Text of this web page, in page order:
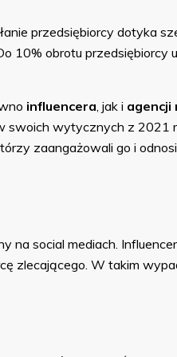
przedsiębiorcy dotyka
10% obrotu przedsiębiorcy
influencera, jak i agencji
swoich wytycznych z 2021
zaangażowali go i
na social mediach.
zlecającego. W takim